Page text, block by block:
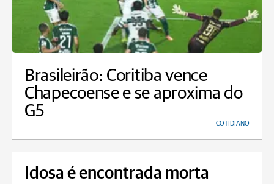
Brasileirão: Coritiba vence
Chapecoense e se aproxima do
G5
COTIDIANO
Idosa é encontrada morta